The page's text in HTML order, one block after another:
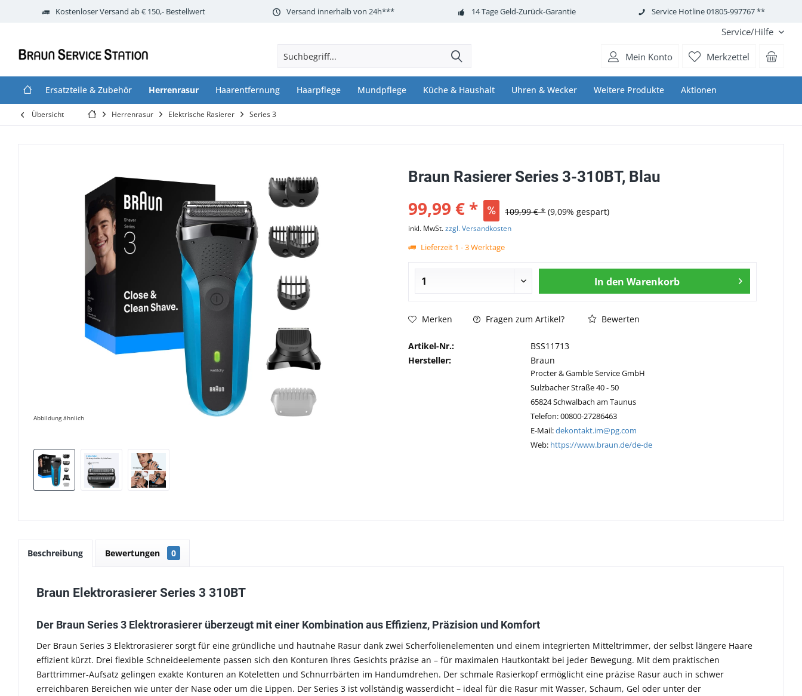
Kostenloser Versand ab € 150,- Bestellwert Versand innerhalb von 24h*** 14 Tage Geld-Zurück-Garantie Service Hotline 01805-997767 **
Service/Hilfe
Merkzettel
Mein Konto
Ersatzteile & Zubehör Herrenrasur Haarentfernung Haarpflege Mundpflege Küche & Haushalt Uhren & Wecker Weitere Produkte Aktionen
Übersicht Herrenrasur Elektrische Rasierer Series 3
Abbildung ähnlich
Braun Rasierer Series 3-310BT, Blau
99,99 € * 109,99 € * (9,09% gespart)
inkl. MwSt.zzgl. Versandkosten
Lieferzeit 1 - 3 Werktage
In den Warenkorb
Merken Fragen zum Artikel? Bewerten
Artikel-Nr.:
BSS11713
Hersteller:
Braun
Procter & Gamble Service GmbH
Sulzbacher Straße 40 - 50
65824 Schwalbach am Taunus
Telefon: 00800-27286463
E-Mail:dekontakt.im@pg.com
Web: https://www.braun.de/de-de
Beschreibung Bewertungen 0
Braun Elektrorasierer Series 3 310BT
Der Braun Series 3 Elektrorasierer überzeugt mit einer Kombination aus Effizienz, Präzision und Komfort
Der Braun Series 3 Elektrorasierer sorgt für eine gründliche und hautnahe Rasur dank zwei Scherfolienelementen und einem integrierten Mitteltrimmer, der selbst längere Haare
effizient kürzt. Drei flexible Schneideelemente passen sich den Konturen Ihres Gesichts präzise an – für maximalen Hautkontakt bei jeder Bewegung. Mit dem praktischen
Barttrimmer-Aufsatz gelingen exakte Konturen an Koteletten und Schnurrbärten im Handumdrehen. Der schmale Rasierkopf ermöglicht eine präzise Rasur auch in schwer
erreichbaren Bereichen wie unter der Nase oder um die Lippen. Der Series 3 ist vollständig wasserdicht – ideal für die Rasur mit Wasser, Schaum, Gel oder unter der